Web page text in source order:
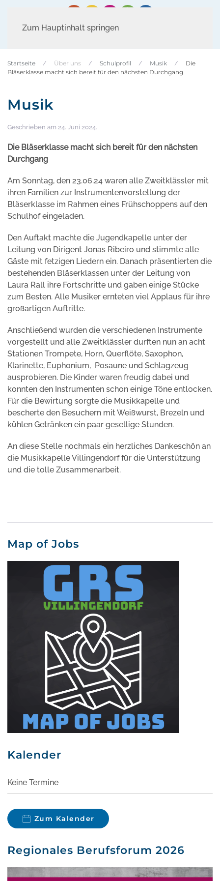
Zum Hauptinhalt springen
Startseite Über uns Schulprofil Musik
Die
Bläserklasse macht sich bereit für den nächsten Durchgang
Musik
Geschrieben am 24. Juni 2024.
Die Bläserklasse macht sich bereit für den nächsten
Durchgang
Am Sonntag, den 23.06.24 waren alle Zweitklässler mit
ihren Familien zur Instrumentenvorstellung der
Bläserklasse im Rahmen eines Frühschoppens auf den
Schulhof eingeladen.
Den Auftakt machte die Jugendkapelle unter der
Leitung von Dirigent Jonas Ribeiro und stimmte alle
Gäste mit fetzigen Liedern ein. Danach präsentierten die
bestehenden Bläserklassen unter der Leitung von
Laura Rall ihre Fortschritte und gaben einige Stücke
zum Besten. Alle Musiker ernteten viel Applaus für ihre
großartigen Auftritte.
Anschließend wurden die verschiedenen Instrumente
vorgestellt und alle Zweitklässler durften nun an acht
Stationen Trompete, Horn, Querflöte, Saxophon,
Klarinette, Euphonium, Posaune und Schlagzeug
ausprobieren. Die Kinder waren freudig dabei und
konnten den Instrumenten schon einige Töne entlocken.
Für die Bewirtung sorgte die Musikkapelle und
bescherte den Besuchern mit Weißwurst, Brezeln und
kühlen Getränken ein paar gesellige Stunden.
An diese Stelle nochmals ein herzliches Dankeschön an
die Musikkapelle Villingendorf für die Unterstützung
und die tolle Zusammenarbeit.
Map of Jobs
Kalender
Keine Termine
Zum Kalender
Regionales Berufsforum 2026